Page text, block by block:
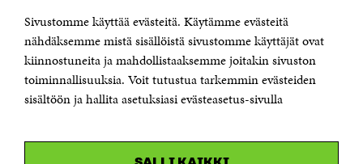
Sivustomme käyttää evästeitä. Käytämme evästeitä
nähdäksemme mistä sisällöistä sivustomme käyttäjät ovat
kiinnostuneita ja mahdollistaaksemme joitakin sivuston
toiminnallisuuksia. Voit tutustua tarkemmin evästeiden
sisältöön ja hallita asetuksiasi evästeasetus-sivulla
Jubileumsfonden för Finlands självständighet Sitra
Östersjögatan 11–13, PB 160,
00181 Helsingfors
Tfn +358 294 618 991
Personalens e-postadresser har formen:
fornamn.efternamn@sitra.fi